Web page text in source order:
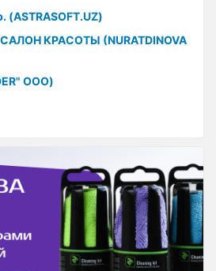
(ASTRASOFT.UZ)
САЛОН КРАСОТЫ (NURATDINOVA
ООО)